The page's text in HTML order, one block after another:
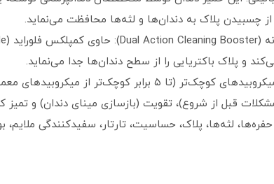
از چسبیدن پلاک به دندان‌ها و لثه‌ها محافظت می‌نماید.
و پلاک باکتریایی را از سطح دندان‌ها جدا می‌نماید.
معمولی) برای تمیز کردن شدید لکه‌های سطحی و ایجاد حس تمیزی عمیق.
قبل از شروع)، تقویت (بازسازی مینای دندان) و
لثه‌ها، پلاک، حساسیت، تارتار، سفیدکنندگی